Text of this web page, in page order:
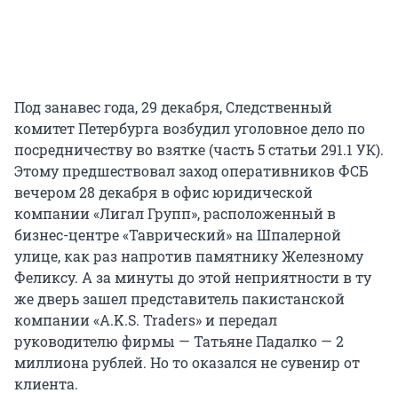
Под занавес года, 29 декабря, Следственный
комитет Петербурга возбудил уголовное дело по
посредничеству во взятке (часть 5 статьи 291.1 УК).
Этому предшествовал заход оперативников ФСБ
вечером 28 декабря в офис юридической
компании «Лигал Групп», расположенный в
бизнес-центре «Таврический» на Шпалерной
улице, как раз напротив памятнику Железному
Феликсу. А за минуты до этой неприятности в ту
же дверь зашел представитель пакистанской
компании «A.K.S. Traders» и передал
руководителю фирмы — Татьяне Падалко — 2
миллиона рублей. Но то оказался не сувенир от
клиента.